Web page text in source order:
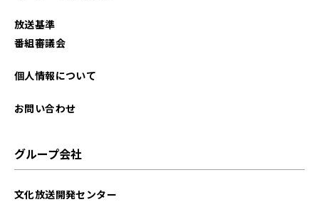
放送基準
番組審議会
個人情報について
お問い合わせ
グループ会社
文化放送開発センター